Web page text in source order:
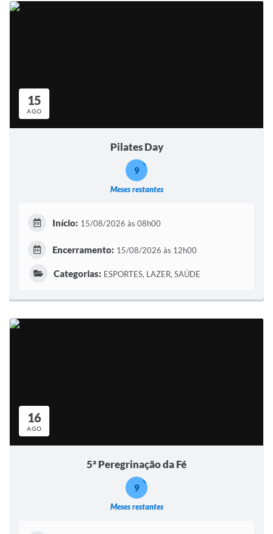
15
AGO
Pilates Day
Meses restantes
9
Início: 15/08/2026 às 08h00
Encerramento: 15/08/2026 às 12h00
Categorias: ESPORTES, LAZER, SAÚDE
16
AGO
5ª Peregrinação da Fé
Meses restantes
9